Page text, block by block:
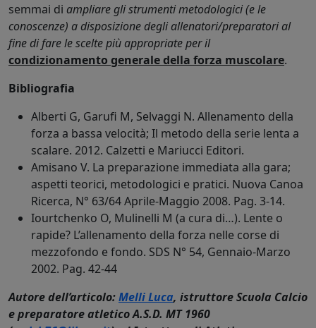
semmai di ampliare gli strumenti metodologici (e le
conoscenze) a disposizione degli allenatori/preparatori al
fine di fare le scelte più appropriate per il
condizionamento generale della forza muscolare.
Bibliografia
Alberti G, Garufi M, Selvaggi N. Allenamento della
forza a bassa velocità; Il metodo della serie lenta a
scalare. 2012. Calzetti e Mariucci Editori.
Amisano V. La preparazione immediata alla gara;
aspetti teorici, metodologici e pratici. Nuova Canoa
Ricerca, N° 63/64 Aprile-Maggio 2008. Pag. 3-14.
Iourtchenko O, Mulinelli M (a cura di…). Lente o
rapide? L’allenamento della forza nelle corse di
mezzofondo e fondo. SDS N° 54, Gennaio-Marzo
2002. Pag. 42-44
Autore dell’articolo:Melli Luca, istruttore Scuola Calcio
e preparatore atletico A.S.D. MT 1960